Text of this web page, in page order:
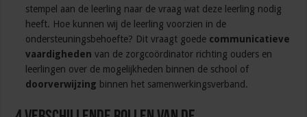
stempel aan de leerling naar de vraag wat deze leerling nodig
heeft. Hoe kunnen wij de leerling voorzien in de
ondersteuningsbehoefte? Dit vraagt goede communicatieve
vaardigheden van de zorgcoördinator richting ouders en
leerlingen over de mogelijkheden binnen de school of
doorverwijzing binnen het samenwerkingsverband.